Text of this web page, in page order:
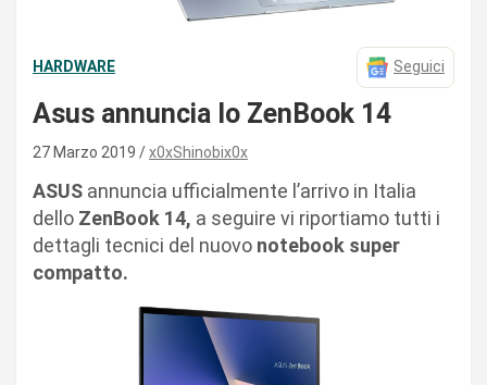
HARDWARE Seguici
Asus annuncia lo ZenBook 14
27 Marzo 2019 x0xShinobix0x
ASUS annuncia ufficialmente l’arrivo in Italia
dello ZenBook 14, a seguire vi riportiamo tutti i
dettagli tecnici del nuovo notebook super
compatto.